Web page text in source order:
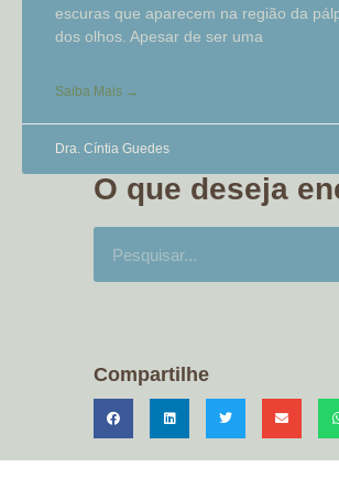
escuras que aparecem na região da
dos olhos. Apesar de ser uma
Saiba Mais →
Dra. Cíntia Guedes
O que deseja
Compartilhe